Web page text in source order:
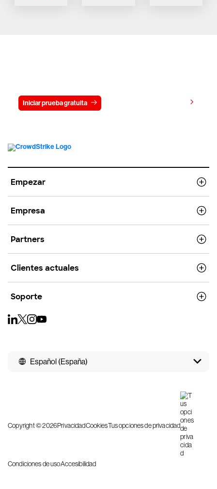
Iniciar prueba gratuita
Empezar
Empresa
Partners
Clientes actuales
Soporte
Español (España)
Copyright © 2026PrivacidadCookiesTus opciones de privacidad
Condiciones de usoAccesibilidad